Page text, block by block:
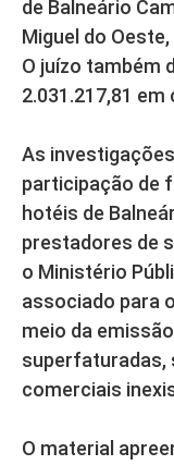
de Balneário
Miguel do
O juízo também
2.031.217,81
As
participação de
hotéis de
prestadores de
o Ministério
associado para
meio da
superfaturadas,
comerciais
O material